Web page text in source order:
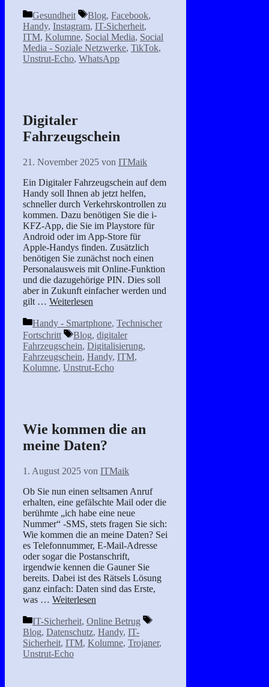
Kategorien
Gesundheit Schlagwörter
Blog, Facebook,
Handy, Instagram, IT-Sicherheit,
ITM, Kolumne, Social Media, Social
Media - Soziale Netzwerke, TikTok,
Unstrut-Echo, WhatsApp
Digitaler
Fahrzeugschein
21. November 2025 von ITMaik
Ein Digitaler Fahrzeugschein auf dem
Handy soll Ihnen ab jetzt helfen,
schneller durch Verkehrskontrollen zu
kommen. Dazu benötigen Sie die i-
KFZ-App, die Sie im Playstore für
Android oder im App-Store für
Apple-Handys finden. Zusätzlich
benötigen Sie zunächst noch einen
Personalausweis mit Online-Funktion
und die dazugehörige PIN. Dies soll
aber in Zukunft einfacher werden und
gilt … Weiterlesen
Kategorien
Handy - Smartphone, Technischer
Fortschritt
Schlagwörter
Blog, digitaler
Fahrzeugschein, Digitalisierung,
Fahrzeugschein, Handy, ITM,
Kolumne, Unstrut-Echo
Wie kommen die an
meine Daten?
1. August 2025 von ITMaik
Ob Sie nun einen seltsamen Anruf
erhalten, eine gefälschte Mail oder die
berühmte „ich habe eine neue
Nummer“ -SMS, stets fragen Sie sich:
Wie kommen die an meine Daten? Sei
es Telefonnummer, E-Mail-Adresse
oder sogar die Postanschrift,
irgendwie kennen die Gauner Sie
bereits. Dabei ist des Rätsels Lösung
ganz einfach: Daten sind das Erste,
was … Weiterlesen
Kategorien
IT-Sicherheit, Online Betrug
Schlagwörter
Blog, Datenschutz, Handy, IT-
Sicherheit, ITM, Kolumne, Trojaner,
Unstrut-Echo